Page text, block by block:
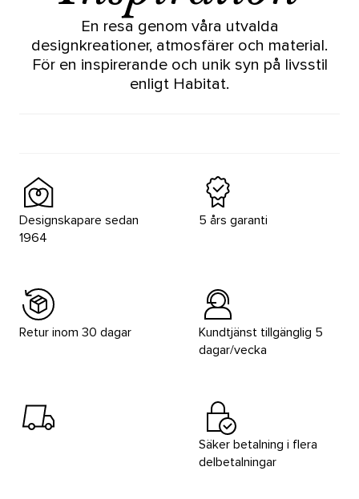
En resa genom våra utvalda
designkreationer, atmosfärer och material.
För en inspirerande och unik syn på livsstil
enligt Habitat.
Designskapare sedan
1964
5 års garanti
Retur inom 30 dagar
Kundtjänst tillgänglig 5
dagar/vecka
Säker betalning i flera
delbetalningar